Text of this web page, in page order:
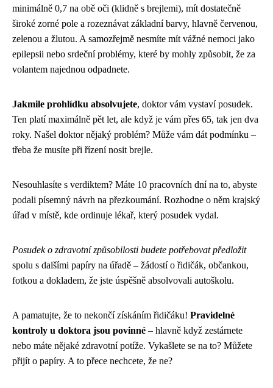
minimálně 0,7 na obě oči (klidně s brejlemi), mít dostatečně
široké zorné pole a rozeznávat základní barvy, hlavně červenou,
zelenou a žlutou. A samozřejmě nesmíte mít vážné nemoci jako
epilepsii nebo srdeční problémy, které by mohly způsobit, že za
volantem najednou odpadnete.
Jakmile prohlídku absolvujete, doktor vám vystaví posudek.
Ten platí maximálně pět let, ale když je vám přes 65, tak jen dva
roky. Našel doktor nějaký problém? Může vám dát podmínku –
třeba že musíte při řízení nosit brejle.
Nesouhlasíte s verdiktem? Máte 10 pracovních dní na to, abyste
podali písemný návrh na přezkoumání. Rozhodne o něm krajský
úřad v místě, kde ordinuje lékař, který posudek vydal.
Posudek o zdravotní způsobilosti budete potřebovat předložit
spolu s dalšími papíry na úřadě – žádostí o řidičák, občankou,
fotkou a dokladem, že jste úspěšně absolvovali autoškolu.
A pamatujte, že to nekončí získáním řidičáku! Pravidelné
kontroly u doktora jsou povinné – hlavně když zestárnete
nebo máte nějaké zdravotní potíže. Vykašlete se na to? Můžete
přijít o papíry. A to přece nechcete, že ne?